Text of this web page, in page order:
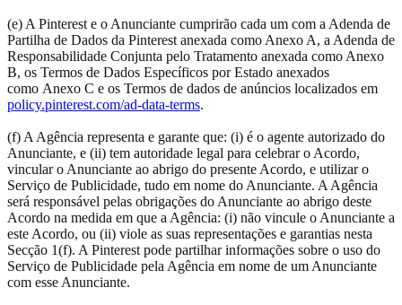
(e) A Pinterest e o Anunciante cumprirão cada um com a Adenda de
Partilha de Dados da Pinterest anexada como Anexo A, a Adenda de
Responsabilidade Conjunta pelo Tratamento anexada como Anexo
B, os Termos de Dados Específicos por Estado anexados
como Anexo C e os Termos de dados de anúncios localizados em
policy.pinterest.com/ad-data-terms.
(f) A Agência representa e garante que: (i) é o agente autorizado do
Anunciante, e (ii) tem autoridade legal para celebrar o Acordo,
vincular o Anunciante ao abrigo do presente Acordo, e utilizar o
Serviço de Publicidade, tudo em nome do Anunciante. A Agência
será responsável pelas obrigações do Anunciante ao abrigo deste
Acordo na medida em que a Agência: (i) não vincule o Anunciante a
este Acordo, ou (ii) viole as suas representações e garantias nesta
Secção 1(f). A Pinterest pode partilhar informações sobre o uso do
Serviço de Publicidade pela Agência em nome de um Anunciante
com esse Anunciante.